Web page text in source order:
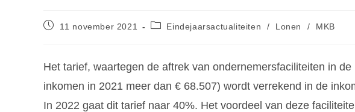
11 november 2021 Eindejaarsactualiteiten / Lonen / MKB
Het tarief, waartegen de aftrek van ondernemersfaciliteiten in
inkomen in 2021 meer dan € 68.507) wordt verrekend in de
In 2022 gaat dit tarief naar 40%. Het voordeel van deze